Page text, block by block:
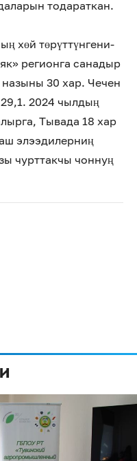
тодараткан.
хөй төрүттүнгени-
регионга санадыр
30 хар. Чечен
2024 чылдың
Тывада 18 хар
элээдилерниң
чурттакчы чоннуң